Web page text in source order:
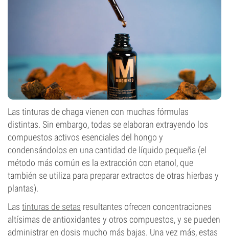
Las tinturas de chaga vienen con muchas fórmulas
distintas. Sin embargo, todas se elaboran extrayendo los
compuestos activos esenciales del hongo y
condensándolos en una cantidad de líquido pequeña (el
método más común es la extracción con etanol, que
también se utiliza para preparar extractos de otras hierbas y
plantas).
Las tinturas de setas resultantes ofrecen concentraciones
altísimas de antioxidantes y otros compuestos, y se pueden
administrar en dosis mucho más bajas. Una vez más, estas